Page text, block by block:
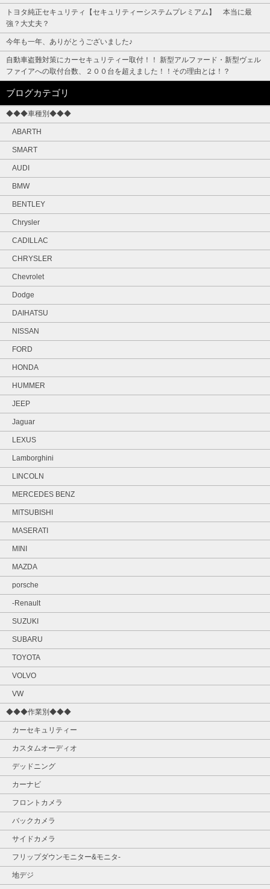
トヨタ純正セキュリティ【セキュリティーシステムプレミアム】 本当に最
強？大丈夫？
今年も一年、ありがとうございました♪
自動車盗難対策にカーセキュリティー取付！！ 新型アルファード・新型ヴェル
ファイアへの取付台数、２００台を超えました！！その理由とは！？
ブログカテゴリ
◆◆◆車種別◆◆◆
ABARTH
SMART
AUDI
BMW
BENTLEY
Chrysler
CADILLAC
CHRYSLER
Chevrolet
Dodge
DAIHATSU
NISSAN
FORD
HONDA
HUMMER
JEEP
Jaguar
LEXUS
Lamborghini
LINCOLN
MERCEDES BENZ
MITSUBISHI
MASERATI
MINI
MAZDA
porsche
-Renault
SUZUKI
SUBARU
TOYOTA
VOLVO
VW
◆◆◆作業別◆◆◆
カーセキュリティー
カスタムオーディオ
デッドニング
カーナビ
フロントカメラ
バックカメラ
サイドカメラ
フリップダウンモニター&モニタ‐
地デジ